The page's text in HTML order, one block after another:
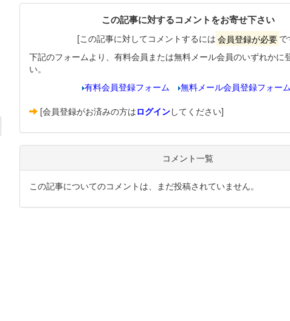
この記事に対するコメントをお寄せ下さい
[この記事に対してコメントするには 会員登録が必要 で
下記のフォームより、有料会員または無料メール会員のいずれかに
い。
有料会員登録フォーム
無料メール会員登録フォーム
[会員登録がお済みの方はログインしてください]
コメント一覧
この記事についてのコメントは、まだ投稿されていません。